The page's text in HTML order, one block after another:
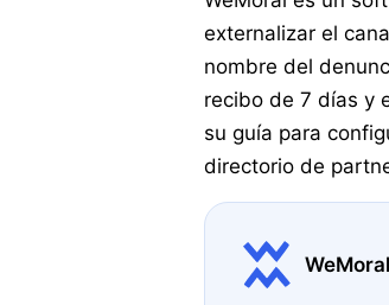
externalizar el
nombre del
recibo de 7 días y
su guía para
directorio de